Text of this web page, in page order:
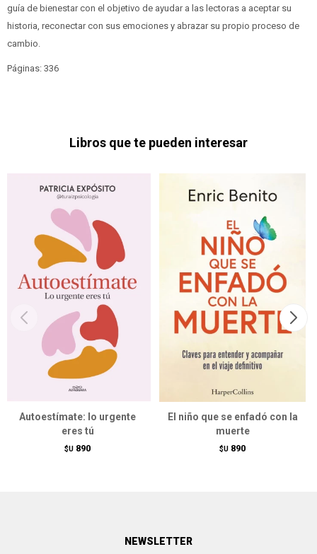
guía de bienestar con el objetivo de ayudar a las lectoras a aceptar su
historia, reconectar con sus emociones y abrazar su propio proceso de
cambio.
Páginas: 336
Libros que te pueden interesar
Autoestímate: lo urgente
eres tú
$U 890
El niño que se enfadó con la
muerte
$U 890
NEWSLETTER